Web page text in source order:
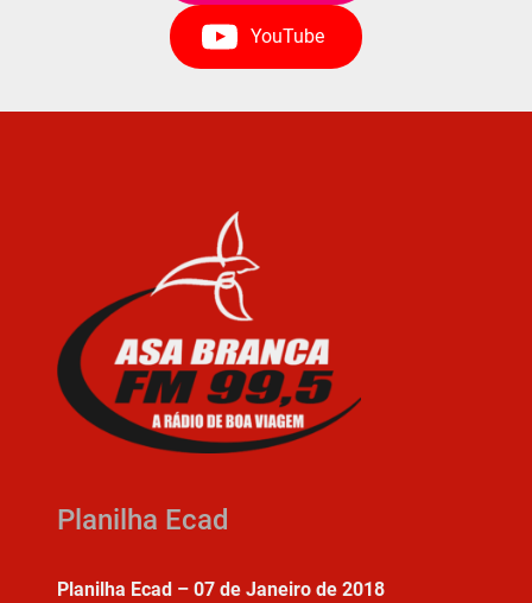
YouTube
Planilha Ecad
Planilha Ecad – 07 de Janeiro de 2018